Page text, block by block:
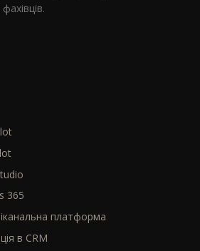
365
платформа
в CRM